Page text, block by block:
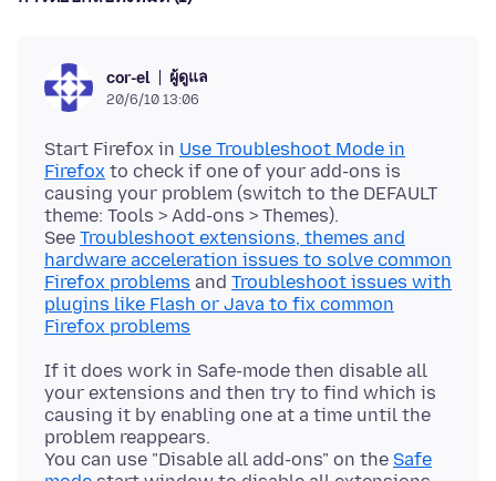
cor-el ผู้ดูแล
20/6/10 13:06
Start Firefox in Use Troubleshoot Mode in
Firefox to check if one of your add-ons is
causing your problem (switch to the DEFAULT
theme: Tools > Add-ons > Themes).
See Troubleshoot extensions, themes and
hardware acceleration issues to solve common
Firefox problems and Troubleshoot issues with
plugins like Flash or Java to fix common
Firefox problems
If it does work in Safe-mode then disable all
your extensions and then try to find which is
causing it by enabling one at a time until the
problem reappears.
You can use "Disable all add-ons" on the Safe